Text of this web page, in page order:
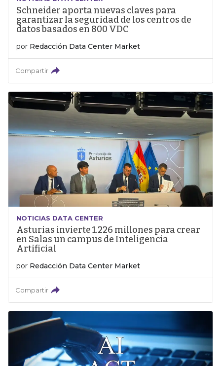
Schneider aporta nuevas claves para
garantizar la seguridad de los centros de
datos basados en 800 VDC
por Redacción Data Center Market
Compartir
NOTICIAS DATA CENTER
Asturias invierte 1.226 millones para crear
en Salas un campus de Inteligencia
Artificial
por Redacción Data Center Market
Compartir